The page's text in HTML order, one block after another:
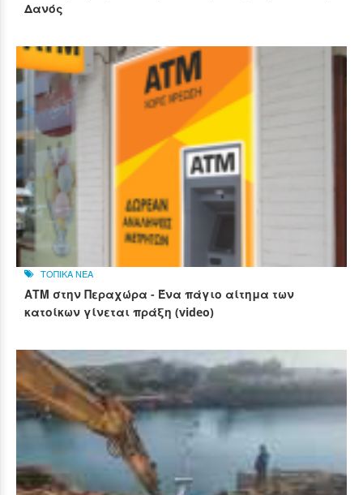
Δανός
ΤΟΠΙΚΑ ΝΕΑ
ΑΤΜ στην Περαχώρα - Ένα πάγιο αίτημα των
κατοίκων γίνεται πράξη (video)